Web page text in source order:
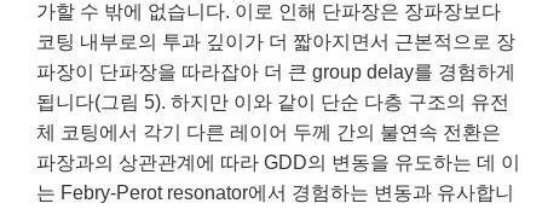
가할 수 밖에 없습니다. 이로 인해 단파장은 장파장보다
코팅 내부로의 투과 깊이가 더 짧아지면서 근본적으로 장
파장이 단파장을 따라잡아 더 큰 group delay를 경험하게
됩니다(그림 5). 하지만 이와 같이 단순 다층 구조의 유전
체 코팅에서 각기 다른 레이어 두께 간의 불연속 전환은
파장과의 상관관계에 따라 GDD의 변동을 유도하는 데 이
는 Febry-Perot resonator에서 경험하는 변동과 유사합니